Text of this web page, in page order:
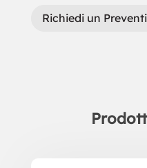
Richiedi un